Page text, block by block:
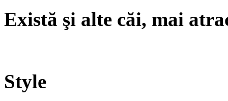
Există şi alte căi, mai
Style